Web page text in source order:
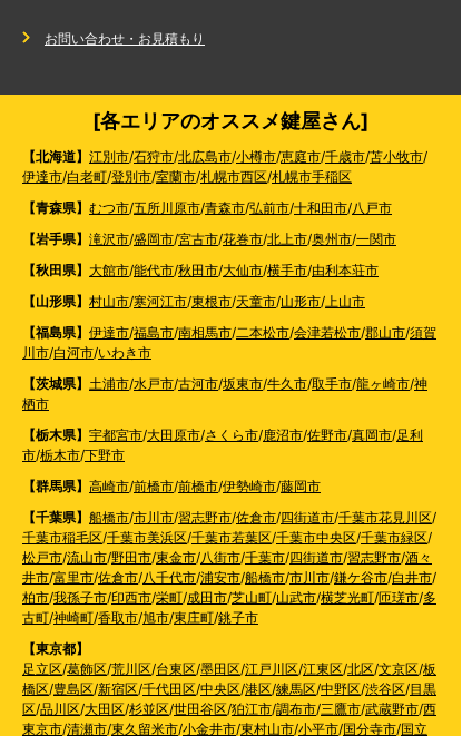
お問い合わせ・お見積もり
[各エリアのオススメ鍵屋さん]
【北海道】 江別市/石狩市/北広島市/小樽市/恵庭市/千歳市/苫小牧市/
伊達市/白老町/登別市/室蘭市/札幌市西区/札幌市手稲区
【青森県】 むつ市/五所川原市/青森市/弘前市/十和田市/八戸市
【岩手県】 滝沢市/盛岡市/宮古市/花巻市/北上市/奥州市/一関市
【秋田県】 大館市/能代市/秋田市/大仙市/横手市/由利本荘市
【山形県】 村山市/寒河江市/東根市/天童市/山形市/上山市
【福島県】 伊達市/福島市/南相馬市/二本松市/会津若松市/郡山市/須賀
川市/白河市/いわき市
【茨城県】 土浦市/水戸市/古河市/坂東市/牛久市/取手市/龍ヶ崎市/神
栖市
【栃木県】 宇都宮市/大田原市/さくら市/鹿沼市/佐野市/真岡市/足利
市/栃木市/下野市
【群馬県】 高崎市/前橋市/前橋市/伊勢崎市/藤岡市
【千葉県】 船橋市/市川市/習志野市/佐倉市/四街道市/千葉市花見川区/
千葉市稲毛区/千葉市美浜区/千葉市若葉区/千葉市中央区/千葉市緑区/
松戸市/流山市/野田市/東金市/八街市/千葉市/四街道市/習志野市/酒々
井市/富里市/佐倉市/八千代市/浦安市/船橋市/市川市/鎌ケ谷市/白井市/
柏市/我孫子市/印西市/栄町/成田市/芝山町/山武市/横芝光町/匝瑳市/多
古町/神崎町/香取市/旭市/東庄町/銚子市
【東京都】
足立区/葛飾区/荒川区/台東区/墨田区/江戸川区/江東区/北区/文京区/板
橋区/豊島区/新宿区/千代田区/中央区/港区/練馬区/中野区/渋谷区/目黒
区/品川区/大田区/杉並区/世田谷区/狛江市/調布市/三鷹市/武蔵野市/西
東京市/清瀬市/東久留米市/小金井市/東村山市/小平市/国分寺市/国立